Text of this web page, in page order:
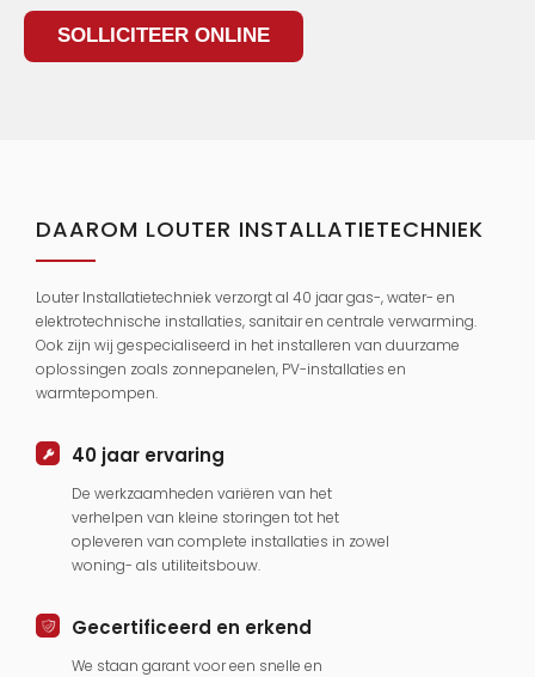
SOLLICITEER ONLINE
DAAROM LOUTER INSTALLATIETECHNIEK
Louter Installatietechniek verzorgt al 40 jaar gas-, water- en
elektrotechnische installaties, sanitair en centrale verwarming.
Ook zijn wij gespecialiseerd in het installeren van duurzame
oplossingen zoals zonnepanelen, PV-installaties en
warmtepompen.
40 jaar ervaring
De werkzaamheden variëren van het
verhelpen van kleine storingen tot het
opleveren van complete installaties in zowel
woning- als utiliteitsbouw.
Gecertificeerd en erkend
We staan garant voor een snelle en